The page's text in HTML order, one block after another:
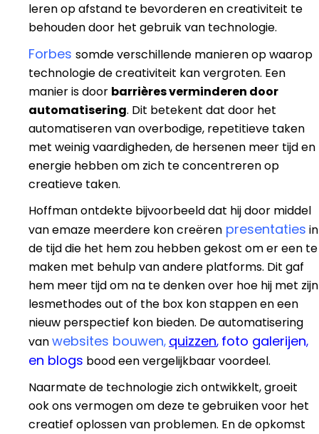
leren op afstand te bevorderen en creativiteit te
behouden door het gebruik van technologie.
Forbes somde verschillende manieren op waarop
technologie de creativiteit kan vergroten. Een
manier is door barrières verminderen door
automatisering. Dit betekent dat door het
automatiseren van overbodige, repetitieve taken
met weinig vaardigheden, de hersenen meer tijd en
energie hebben om zich te concentreren op
creatieve taken.
Hoffman ontdekte bijvoorbeeld dat hij door middel
van emaze meerdere kon creëren presentaties in
de tijd die het hem zou hebben gekost om er een te
maken met behulp van andere platforms. Dit gaf
hem meer tijd om na te denken over hoe hij met zijn
lesmethodes out of the box kon stappen en een
nieuw perspectief kon bieden. De automatisering
vanwebsites bouwen, quizzen, foto galerijen,
en blogs bood een vergelijkbaar voordeel.
Naarmate de technologie zich ontwikkelt, groeit
ook ons vermogen om deze te gebruiken voor het
creatief oplossen van problemen. En de opkomst